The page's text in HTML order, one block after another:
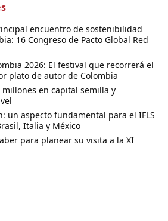
encuentro de sostenibilidad
16 Congreso de Pacto Global Red
2026: El festival que recorrerá el
plato de autor de Colombia
en capital semilla y
un aspecto fundamental para el IFLS
Italia y México
para planear su visita a la XI